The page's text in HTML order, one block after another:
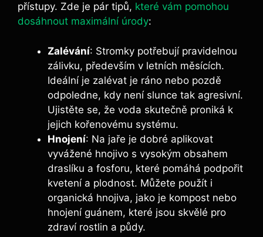
přístupy. Zde je pár tipů, které vám pomohou
dosáhnout maximální úrody:
Zalévání: Stromky potřebují pravidelnou
zálivku, především v letních měsících.
Ideální je zalévat je ráno nebo pozdě
odpoledne, kdy není slunce tak agresivní.
Ujistěte se, že voda skutečně proniká k
jejich kořenovému systému.
Hnojení: Na jaře je dobré aplikovat
vyvážené hnojivo s vysokým obsahem
draslíku a fosforu, které pomáhá podpořit
kvetení a plodnost. Můžete použít i
organická hnojiva, jako je kompost nebo
hnojení guánem, které jsou skvělé pro
zdraví rostlin a půdy.